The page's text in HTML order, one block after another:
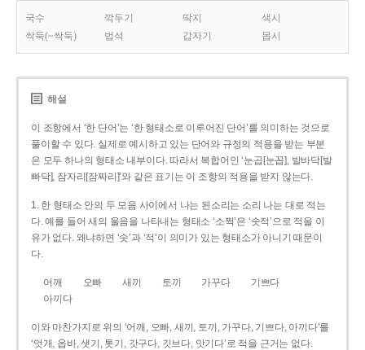
국수 깍두기 딱지
색시
싹둑(~싹둑)
법석 갑자기 몹시
해설
이 조항에서 ‘한 단어’는 ‘한 형태소로 이루어진 단어’를 의미하는 것으로
풀이할 수 있다. 실제로 예시하고 있는 단어와 규정의 적용을 받는 부분
은 모두 하나의 형태소 내부이다. 따라서 복합어인 ‘눈곱[눈꼽], 발바닥[발
빠닥], 잠자리[잠짜리]’와 같은 표기는 이 조항의 적용을 받지 않는다.
1. 한 형태소 안의 두 모음 사이에서 나는 된소리는 소리 나는 대로 적는
다. 예를 들어 새의 울음을 나타내는 형태소 ‘소쩍’은 ‘솟적’으로 적을 이
유가 없다. 왜냐하면 ‘솟’과 ‘적’이 의미가 있는 형태소가 아니기 때문이
다.
어깨 오빠 새끼 토끼 가꾸다
기쁘다
아끼다
이와 마찬가지로 위의 ‘어깨, 오빠, 새끼, 토끼, 가꾸다, 기쁘다, 아끼다’를
‘엇개, 옵바, 샛기, 톳기, 갓구다, 깃브다, 앗기다’로 적을 근거는 없다.